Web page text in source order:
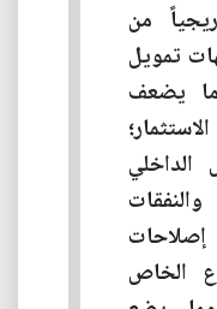
من
تمويل
ما يضعف
الداخلي
الخاص